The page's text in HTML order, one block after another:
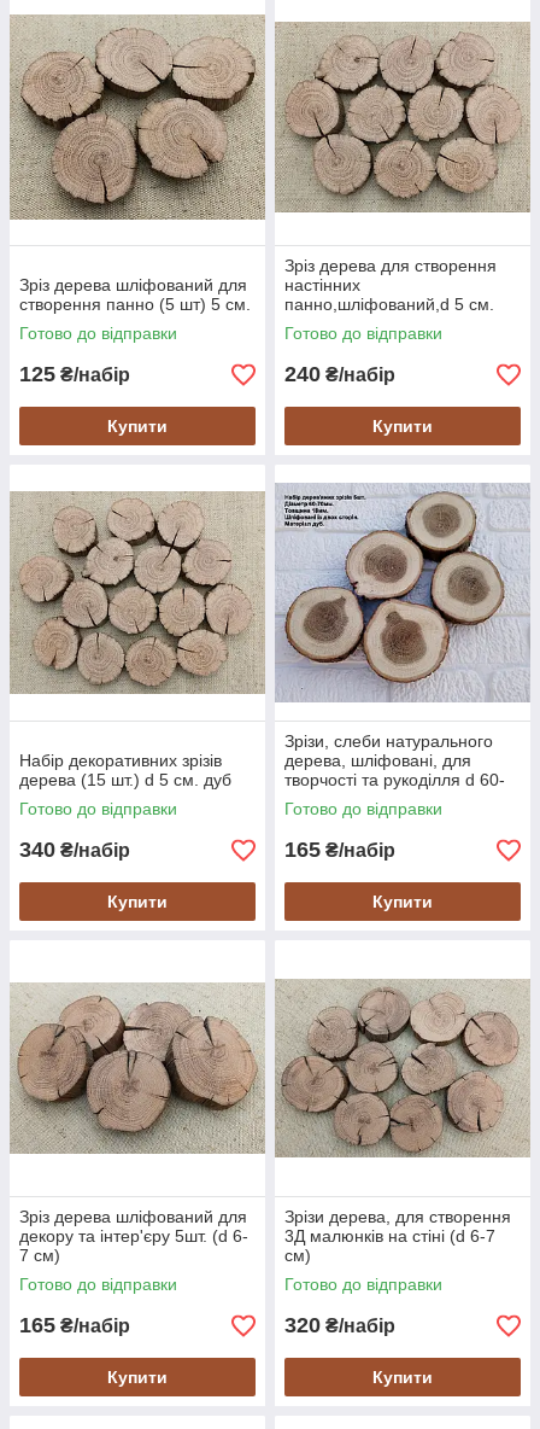
Зріз дерева шліфований для
створення панно (5 шт) 5 см.
Готово до відправки
125 ₴/набір
Купити
Зріз дерева для створення
настінних
панно,шліфований,d 5 см.
(10 шт) дуб
Готово до відправки
240 ₴/набір
Купити
Набір декоративних зрізів
дерева (15 шт.) d 5 см. дуб
Готово до відправки
340 ₴/набір
Купити
Зрізи, слеби натурального
дерева, шліфовані, для
творчості та рукоділля d 60-
70мм. 5 штук.
Готово до відправки
165 ₴/набір
Купити
Зріз дерева шліфований для
декору та інтер'єру 5шт. (d 6-
7 см)
Готово до відправки
165 ₴/набір
Купити
Зрізи дерева, для створення
3Д малюнків на стіні (d 6-7
см)
Готово до відправки
320 ₴/набір
Купити